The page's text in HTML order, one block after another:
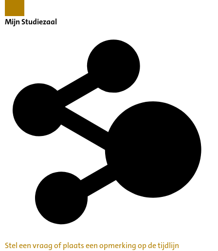
Mijn Studiezaal
Stel een vraag of plaats een opmerking op de tijdlijn